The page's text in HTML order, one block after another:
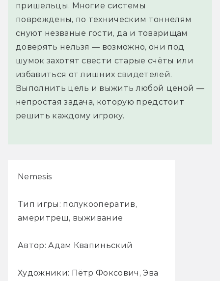
пришельцы. Многие системы
повреждены, по техническим тоннелям
снуют незваные гости, да и товарищам
доверять нельзя — возможно, они под
шумок захотят свести старые счёты или
избавиться от лишних свидетелей.
Выполнить цель и выжить любой ценой —
непростая задача, которую предстоит
решить каждому игроку.
Nemesis
Тип игры: полукооператив,
америтреш, выживание
Автор: Адам Квапиньский
Художники: Пётр Фоксович, Эва